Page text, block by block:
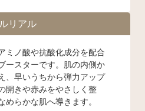
リアル
ミノ酸や抗酸化成分を配合
ースターです。肌の内側か
、早いうちから弾力アップ
開きや赤みをやさしく整
めらかな肌へ導きます。